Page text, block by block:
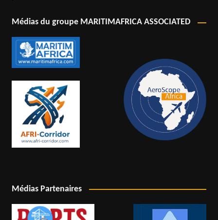
Médias du groupe MARITIMAFRICA ASSOCIATED
Médias Partenaires